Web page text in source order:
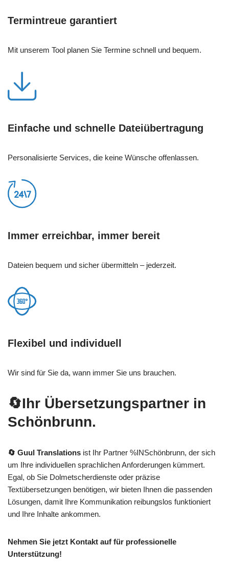
Termintreue garantiert
Mit unserem Tool planen Sie Termine schnell und bequem.
Einfache und schnelle Dateiübertragung
Personalisierte Services, die keine Wünsche offenlassen.
Immer erreichbar, immer bereit
Dateien bequem und sicher übermitteln – jederzeit.
Flexibel und individuell
Wir sind für Sie da, wann immer Sie uns brauchen.
🔄Ihr Übersetzungspartner in
Schönbrunn.
🔄 Guul Translations ist Ihr Partner %INSchönbrunn, der sich
um Ihre individuellen sprachlichen Anforderungen kümmert.
Egal, ob Sie Dolmetscherdienste oder präzise
Textübersetzungen benötigen, wir bieten Ihnen die passenden
Lösungen, damit Ihre Kommunikation reibungslos funktioniert
und Ihre Inhalte ankommen.
Nehmen Sie jetzt Kontakt auf für professionelle
Unterstützung!